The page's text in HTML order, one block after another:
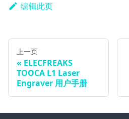
编辑此页
上一页
ELECFREAKS
TOOCA L1 Laser
Engraver 用户手册